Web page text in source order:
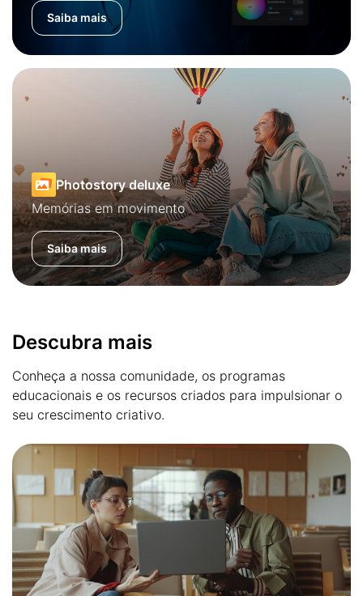
Saiba mais
Photostory deluxe
Memórias em movimento
Saiba mais
Descubra mais
Conheça a nossa comunidade, os programas
educacionais e os recursos criados para impulsionar o
seu crescimento criativo.